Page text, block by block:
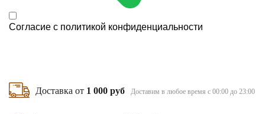
Согласие с политикой конфиденциальности
Доставка от 1 000 руб Доставим в любое время с 00:00 до 23:00